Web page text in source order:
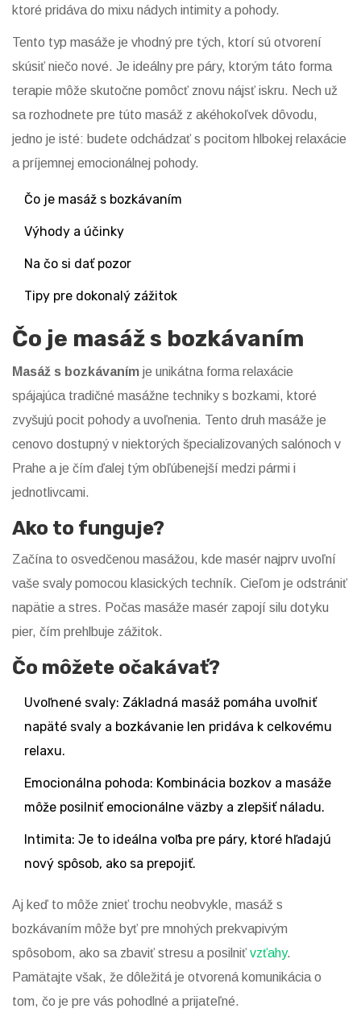
ktoré pridáva do mixu nádych intimity a pohody.
Tento typ masáže je vhodný pre tých, ktorí sú otvorení
skúsiť niečo nové. Je ideálny pre páry, ktorým táto forma
terapie môže skutočne pomôcť znovu nájsť iskru. Nech už
sa rozhodnete pre túto masáž z akéhokoľvek dôvodu,
jedno je isté: budete odchádzať s pocitom hlbokej relaxácie
a príjemnej emocionálnej pohody.
Čo je masáž s bozkávaním
Výhody a účinky
Na čo si dať pozor
Tipy pre dokonalý zážitok
Čo je masáž s bozkávaním
Masáž s bozkávaním je unikátna forma relaxácie
spájajúca tradičné masážne techniky s bozkami, ktoré
zvyšujú pocit pohody a uvoľnenia. Tento druh masáže je
cenovo dostupný v niektorých špecializovaných salónoch v
Prahe a je čím ďalej tým obľúbenejší medzi pármi i
jednotlivcami.
Ako to funguje?
Začína to osvedčenou masážou, kde masér najprv uvoľní
vaše svaly pomocou klasických techník. Cieľom je odstrániť
napätie a stres. Počas masáže masér zapojí silu dotyku
pier, čím prehlbuje zážitok.
Čo môžete očakávať?
Uvoľnené svaly: Základná masáž pomáha uvoľniť
napäté svaly a bozkávanie len pridáva k celkovému
relaxu.
Emocionálna pohoda: Kombinácia bozkov a masáže
môže posilniť emocionálne väzby a zlepšiť náladu.
Intimita: Je to ideálna voľba pre páry, ktoré hľadajú
nový spôsob, ako sa prepojiť.
Aj keď to môže znieť trochu neobvykle, masáž s
bozkávaním môže byť pre mnohých prekvapivým
spôsobom, ako sa zbaviť stresu a posilniť vzťahy.
Pamätajte však, že dôležitá je otvorená komunikácia o
tom, čo je pre vás pohodlné a prijateľné.